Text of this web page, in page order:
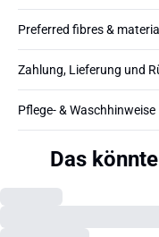
Preferred fibres &
Zahlung, Lieferung und
Pflege- & Waschhinweise
Das